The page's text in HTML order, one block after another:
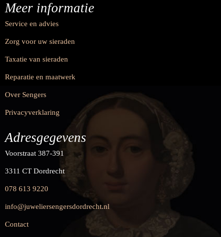
Meer informatie
Service en advies
Zorg voor uw sieraden
Taxatie van sieraden
Reparatie en maatwerk
Over Sengers
Privacyverklaring
Adresgegevens
Voorstraat 387-391
3311 CT Dordrecht
078 613 9220
info@juweliersengersdordrecht.nl
Contact